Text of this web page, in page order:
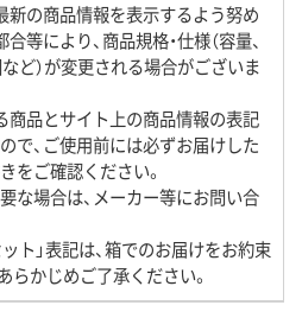
新の商品情報を表示するよう努め
等により、商品規格・仕様（容量、
ど）が変更される場合がございま
商品とサイト上の商品情報の表記
で、ご使用前には必ずお届けした
をご確認ください。
な場合は、メーカー等にお問い合
ト」表記は、箱でのお届けをお約束
らかじめご了承ください。